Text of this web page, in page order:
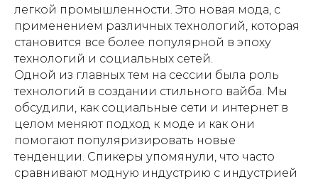
легкой промышленности. Это новая мода, с
применением различных технологий, которая
становится все более популярной в эпоху
технологий и социальных сетей.
Одной из главных тем на сессии была роль
технологий в создании стильного вайба. Мы
обсудили, как социальные сети и интернет в
целом меняют подход к моде и как они
помогают популяризировать новые
тенденции. Спикеры упомянули, что часто
сравнивают модную индустрию с индустрией